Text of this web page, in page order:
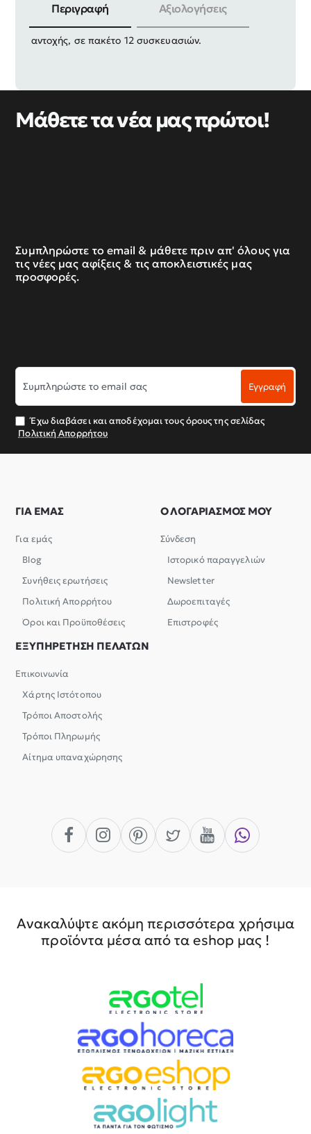
Περιγραφή Αξιολογήσεις
Ξυλόβιδες σταυρός γαλβανιζέ χρυσές, υψηλής
αντοχής, σε πακέτο 12 συσκευασιών.
Μάθετε τα νέα μας πρώτοι!
Συμπληρώστε το email & μάθετε πριν απ' όλους για
τις νέες μας αφίξεις & τις αποκλειστικές μας
προσφορές.
Συμπληρώστε
το
email
σας
Εγγραφή
Έχω διαβάσει και αποδέχομαι τους όρους της σελίδας
Πολιτική Απορρήτου
ΓΙΑ ΕΜΑΣ
Για εμάς
Blog
Συνήθεις ερωτήσεις
Πολιτική Απορρήτου
Όροι και Προϋποθέσεις
Ο ΛΟΓΑΡΙΑΣΜΟΣ ΜΟΥ
Σύνδεση
Ιστορικό παραγγελιών
Newsletter
Δωροεπιταγές
Επιστροφές
ΕΞΥΠΗΡΕΤΗΣΗ ΠΕΛΑΤΩΝ
Επικοινωνία
Χάρτης Ιστότοπου
Τρόποι Αποστολής
Τρόποι Πληρωμής
Αίτημα υπαναχώρησης
Ανακαλύψτε ακόμη περισσότερα χρήσιμα
προϊόντα μέσα από τα eshop μας !